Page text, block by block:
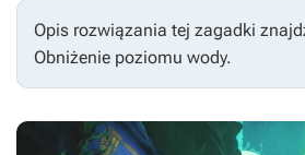
Opis rozwiązania tej zagadki
Obniżenie poziomu wody.